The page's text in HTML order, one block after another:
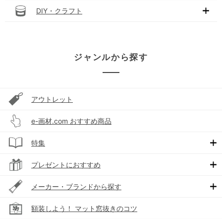
DIY・クラフト
ジャンルから探す
アウトレット
e-画材.com おすすめ商品
特集
プレゼントにおすすめ
メーカー・ブランドから探す
額装しよう！ マット窓抜きのコツ